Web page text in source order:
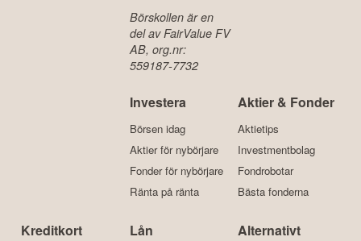
Börskollen är en
del av FairValue FV
AB, org.nr:
559187-7732
Investera
Börsen idag
Aktier för nybörjare
Fonder för nybörjare
Ränta på ränta
Aktier & Fonder
Aktietips
Investmentbolag
Fondrobotar
Bästa fonderna
Kreditkort Lån Alternativt